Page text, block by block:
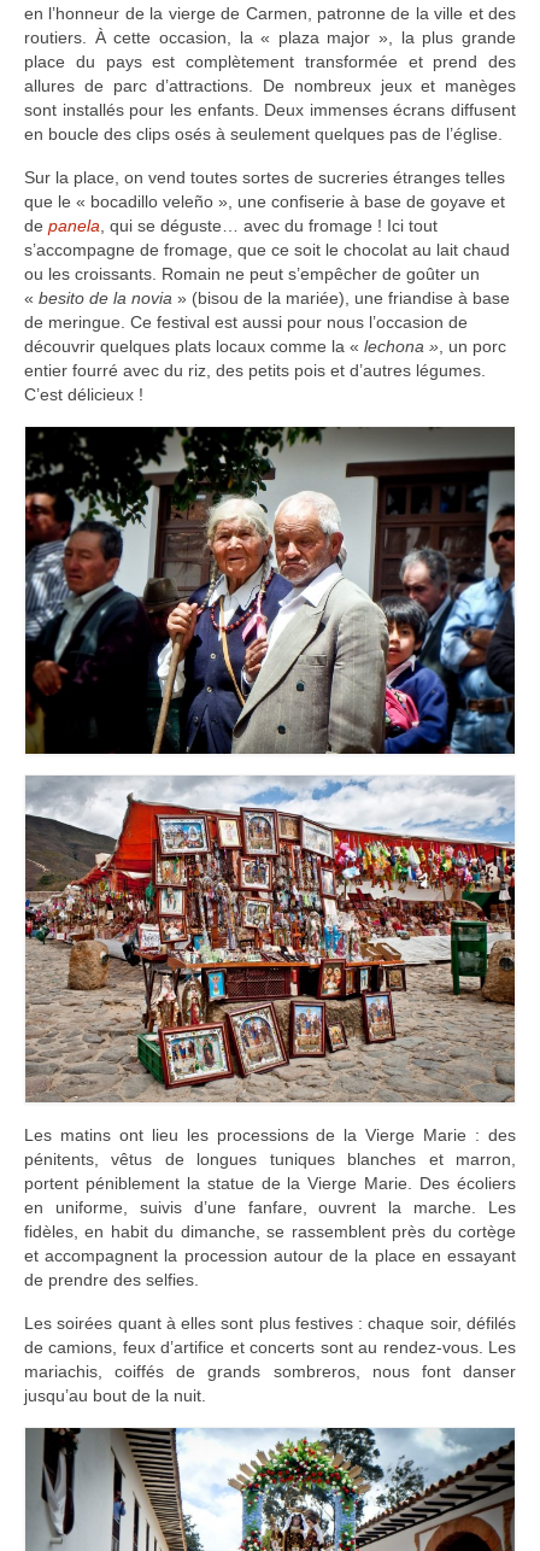
en l’honneur de la vierge de Carmen, patronne de la ville et des
routiers. À cette occasion, la « plaza major », la plus grande
place du pays est complètement transformée et prend des
allures de parc d’attractions. De nombreux jeux et manèges
sont installés pour les enfants. Deux immenses écrans diffusent
en boucle des clips osés à seulement quelques pas de l’église.
Sur la place, on vend toutes sortes de sucreries étranges telles
que le « bocadillo veleño », une confiserie à base de goyave et
de panela , qui se déguste… avec du fromage ! Ici tout
s’accompagne de fromage, que ce soit le chocolat au lait chaud
ou les croissants. Romain ne peut s’empêcher de goûter un
« besito de la novia » (bisou de la mariée), une friandise à base
de meringue. Ce festival est aussi pour nous l’occasion de
découvrir quelques plats locaux comme la « lechona » , un porc
entier fourré avec du riz, des petits pois et d’autres légumes.
C’est délicieux !
Les matins ont lieu les processions de la Vierge Marie : des
pénitents, vêtus de longues tuniques blanches et marron,
portent péniblement la statue de la Vierge Marie. Des écoliers
en uniforme, suivis d’une fanfare, ouvrent la marche. Les
fidèles, en habit du dimanche, se rassemblent près du cortège
et accompagnent la procession autour de la place en essayant
de prendre des selfies.
Les soirées quant à elles sont plus festives : chaque soir, défilés
de camions, feux d’artifice et concerts sont au rendez-vous. Les
mariachis, coiffés de grands sombreros, nous font danser
jusqu’au bout de la nuit.